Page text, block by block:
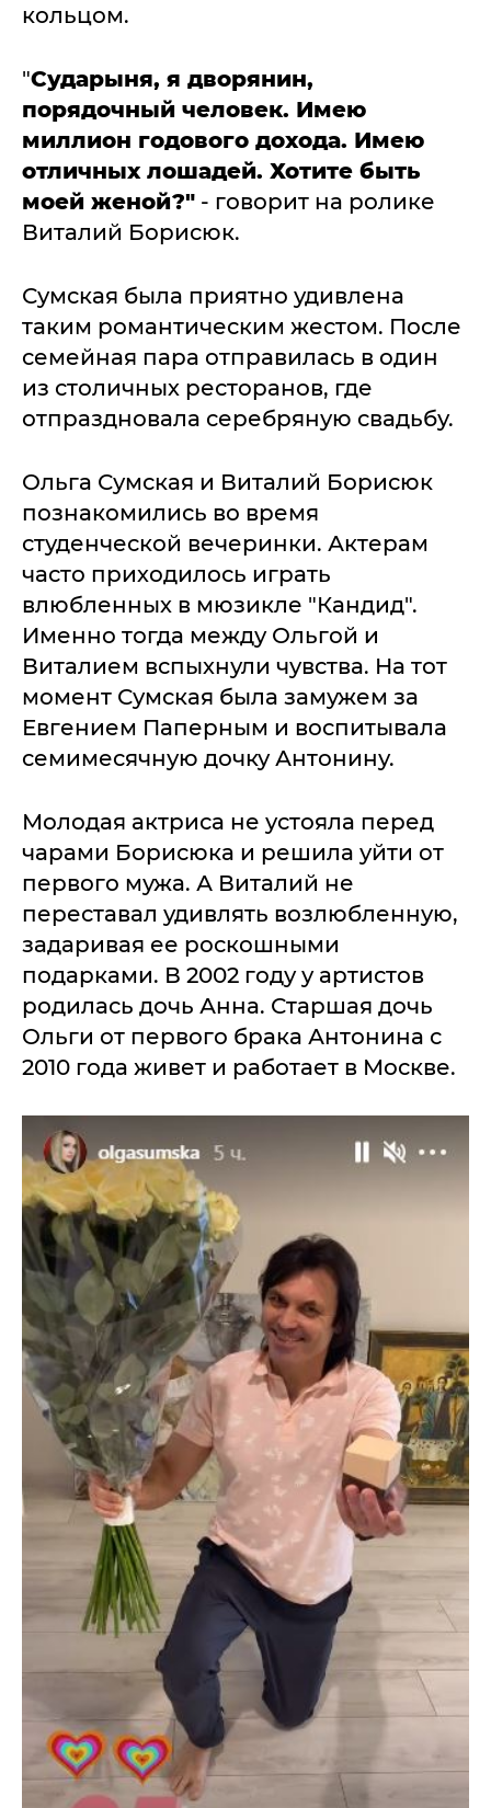
кольцом.
"Сударыня, я дворянин,
порядочный человек. Имею
миллион годового дохода. Имею
отличных лошадей. Хотите быть
моей женой?" - говорит на ролике
Виталий Борисюк.
Сумская была приятно удивлена
таким романтическим жестом. После
семейная пара отправилась в один
из столичных ресторанов, где
отпраздновала серебряную свадьбу.
Ольга Сумская и Виталий Борисюк
познакомились во время
студенческой вечеринки. Актерам
часто приходилось играть
влюбленных в мюзикле "Кандид".
Именно тогда между Ольгой и
Виталием вспыхнули чувства. На тот
момент Сумская была замужем за
Евгением Паперным и воспитывала
семимесячную дочку Антонину.
Молодая актриса не устояла перед
чарами Борисюка и решила уйти от
первого мужа. А Виталий не
переставал удивлять возлюбленную,
задаривая ее роскошными
подарками. В 2002 году у артистов
родилась дочь Анна. Старшая дочь
Ольги от первого брака Антонина с
2010 года живет и работает в Москве.